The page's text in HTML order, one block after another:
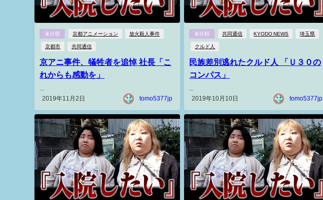
未分類 京都アニメーション 放火殺人事件
京都市 共同通信
京アニ事件、犠牲者を追悼 社長「こ
れからも感動を」
...
2019年11月2日
tomo5377jp
未分類 共同通信 KYODO NEWS 埼玉県
クルド人
民族差別逃れたクルド人 「Ｕ３０の
コンパス」
...
2019年10月10日
tomo5377jp